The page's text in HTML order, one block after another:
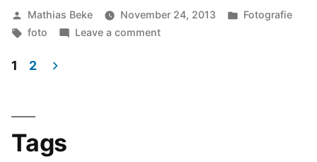
Posted
by
Mathias Beke November 24, 2013
Posted
Fotografie
Tags:
foto Leave a commenton
navigation
1 2
Tags